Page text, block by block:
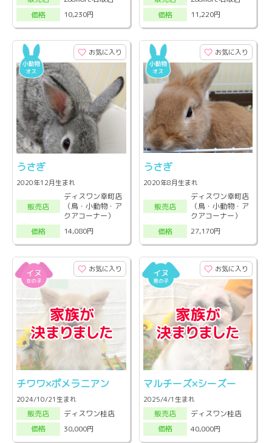
価格
10,230円
価格
11,220円
お気に入り
うさぎ
2020年12月生まれ
販売店
ディスワン幸町店
（鳥・小動物・ア
クアコーナー）
価格
14,080円
お気に入り
うさぎ
2020年8月生まれ
販売店
ディスワン幸町店
（鳥・小動物・ア
クアコーナー）
価格
27,170円
お気に入り
チワワ×ポメラニアン
2024/10/21生まれ
販売店
ディスワン桂店
価格
30,000円
お気に入り
マルチーズ×シーズー
2025/4/1生まれ
販売店
ディスワン桂店
価格
40,000円